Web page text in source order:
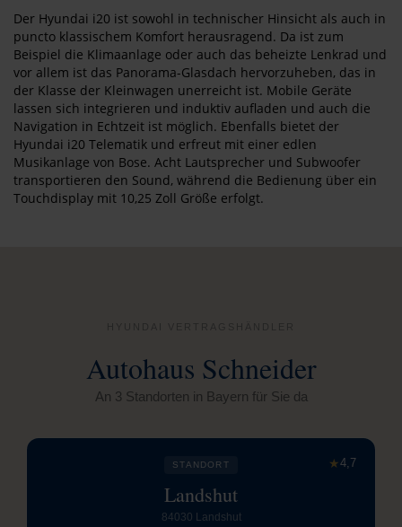
Der Hyundai i20 ist sowohl in technischer Hinsicht als auch in
puncto klassischem Komfort herausragend. Da ist zum
Beispiel die Klimaanlage oder auch das beheizte Lenkrad und
vor allem ist das Panorama-Glasdach hervorzuheben, das in
der Klasse der Kleinwagen unerreicht ist. Mobile Geräte
lassen sich integrieren und induktiv aufladen und auch die
Navigation in Echtzeit ist möglich. Ebenfalls bietet der
Hyundai i20 Telematik und erfreut mit einer edlen
Musikanlage von Bose. Acht Lautsprecher und Subwoofer
transportieren den Sound, während die Bedienung über ein
Touchdisplay mit 10,25 Zoll Größe erfolgt.
Autohaus Schneider
An 3 Standorten in Bayern für Sie da
★4,7
STANDORT
Landshut
84030 Landshut